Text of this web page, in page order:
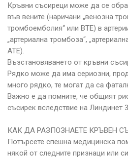
Кръвни съсиреци може да се
във вените (наричани „венозна
тромбоемболия“ или ВТЕ) в
„артериална тромбоза“,
ATE).
Възстановяването от кръвни
Рядко може да има сериозни,
много рядко, те могат да са
Важно е да помните, че общият
съсирек вследствие на Линдинет
КАК ДА РАЗПОЗНАЕТЕ КРЪВЕН
Потърсете спешна медицинска
някой от следните признаци или